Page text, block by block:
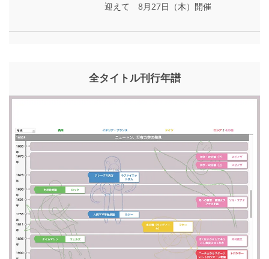
迎えて 8月27日（木）開催
全タイトル刊行年譜